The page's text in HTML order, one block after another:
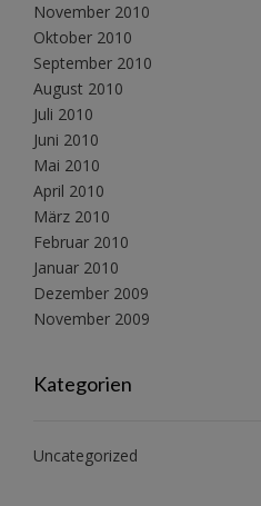
November 2010
Oktober 2010
September 2010
August 2010
Juli 2010
Juni 2010
Mai 2010
April 2010
März 2010
Februar 2010
Januar 2010
Dezember 2009
November 2009
Kategorien
Uncategorized